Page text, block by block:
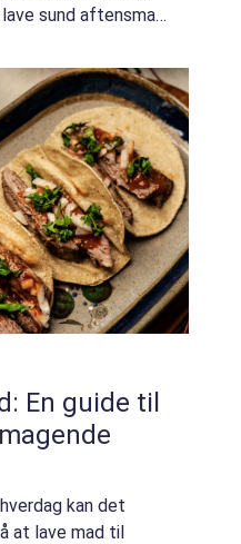
sund aftensmad
6. Konklusion
En guide til
kan det
at lave mad til